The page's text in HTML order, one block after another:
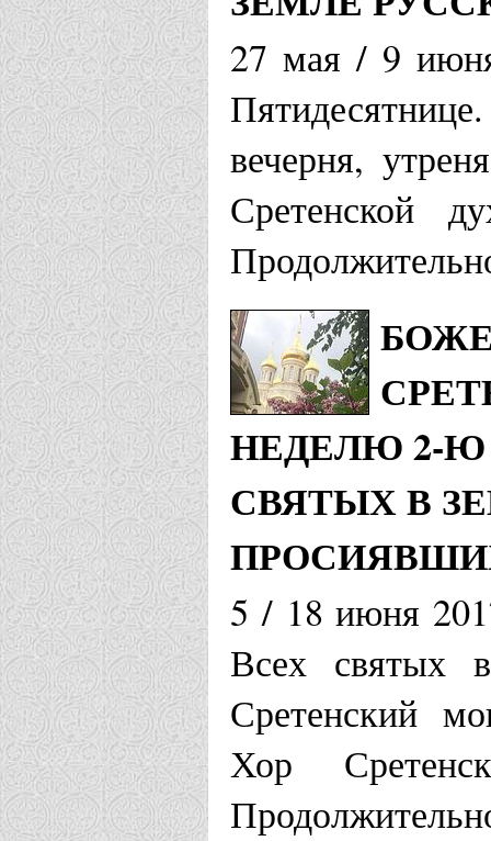
27 мая / 9
вечерня,
Сретенской
НЕДЕЛЮ 2-Ю
СВЯТЫХ В
5 / 18 июня
Всех святых
Сретенский
Хор